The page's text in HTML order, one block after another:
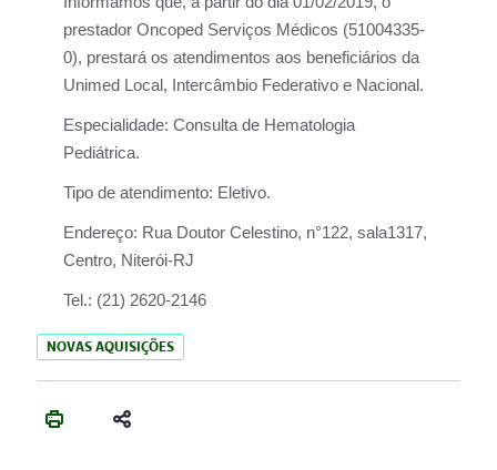
prestador Oncoped Serviços Médicos (51004335-
0), prestará os atendimentos aos beneficiários da
Unimed Local, Intercâmbio Federativo e Nacional.
Especialidade: Consulta de Hematologia
Pediátrica.
Tipo de atendimento: Eletivo.
Endereço: Rua Doutor Celestino, n°122, sala1317,
Centro, Niterói-RJ
Tel.: (21) 2620-2146
NOVAS AQUISIÇÕES